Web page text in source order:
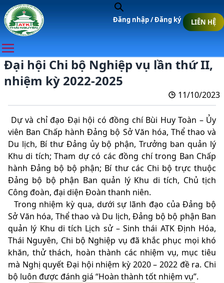
LIÊN HỆ
Đăng nhập /Đăng ký
Đại hội Chi bộ Nghiệp vụ lần thứ II,
nhiệm kỳ 2022-2025
11/10/2023
Dự và chỉ đạo Đại hội có đồng chí Bùi Huy Toàn – Ủy
viên Ban Chấp hành Đảng bộ Sở Văn hóa, Thể thao và
Du lịch, Bí thư Đảng ủy bộ phận, Trưởng ban quản lý
Khu di tích; Tham dự có các đồng chí trong Ban Chấp
hành Đảng bộ bộ phận; Bí thư các Chi bộ trực thuộc
Đảng bộ bộ phận Ban quản lý Khu di tích, Chủ tịch
Công đoàn, đại diện Đoàn thanh niên.
Trong nhiệm kỳ qua, dưới sự lãnh đạo của Đảng bộ
Sở Văn hóa, Thể thao và Du lịch, Đảng bộ bộ phận Ban
quản lý Khu di tích Lịch sử – Sinh thái ATK Định Hóa,
Thái Nguyên, Chi bộ Nghiệp vụ đã khắc phục mọi khó
khăn, thử thách, hoàn thành các nhiệm vụ, mục tiêu
mà Nghị quyết Đại hội nhiệm kỳ 2020 – 2022 đề ra. Chi
bộ luôn được đánh giá “Hoàn thành tốt nhiệm vụ”.